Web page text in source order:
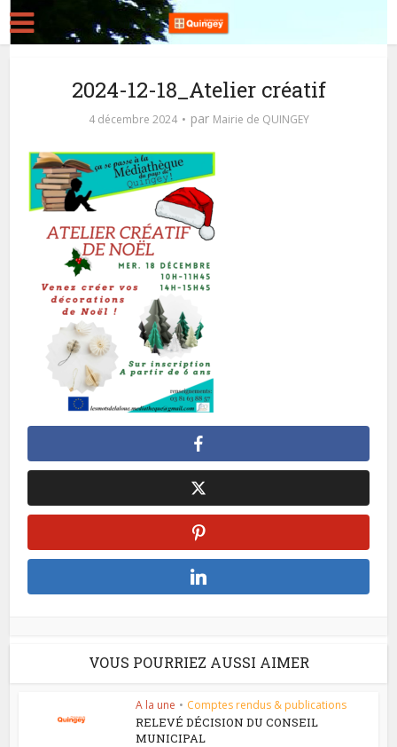
2024-12-18_Atelier créatif
4 décembre 2024 par Mairie de QUINGEY
VOUS POURRIEZ AUSSI AIMER
A la une • Comptes rendus & publications
RELEVÉ DÉCISION DU CONSEIL
MUNICIPAL